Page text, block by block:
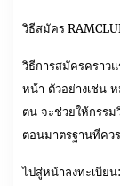
วิธีสมัคร
วิธีการสมัครคราว
หน้า ตัวอย่างเช่น
ตน จะช่วยให้กรรม
ตอนมาตรฐานที่คว
ไปสู่หน้าลงท